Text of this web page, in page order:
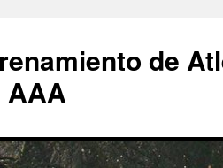
de
AAA